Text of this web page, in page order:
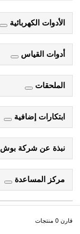
قارن 0 منتجات
الأدوات الكهربائية
أدوات القياس
الملحقات
ابتكارات إضافية
نبذة عن شركة بوش
مركز المساعدة